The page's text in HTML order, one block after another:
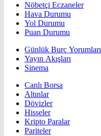
Nöbetçi Eczaneler
Hava Durumu
Yol Durumu
Puan Durumu
Günlük Burç Yorumları
Yayın Akışları
Sinema
Canlı Borsa
Altınlar
Dövizler
Hisseler
Kripto Paralar
Pariteler